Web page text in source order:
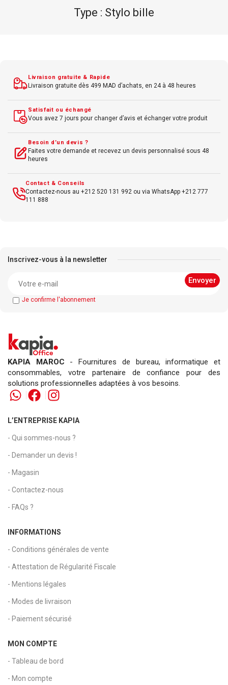
Résolution de la caméra 4K
Microphone Technologie de
sonore
Haut-parleur Haut-parleur
suppression de bruit et
Connectivité USB-C avec prise
des systèmes Windows.
Android
Livraison gratuite & Rapide
Livraison gratuite dès 499 MAD d’achats, en 24 à 48 heures
Satisfait ou échangé
Vous avez 7 jours pour changer d’avis et échanger votre produit
Besoin d’un devis ?
Faites votre demande et recevez un devis personnalisé sous 48
heures
Contact & Conseils
Contactez-nous au +212 520 131 992 ou via WhatsApp +212 777
111 888
Inscrivez-vous à la newsletter
Je confirme l'abonnement
KAPIA MAROC - Fournitures de bureau, informatique et
consommables, votre partenaire de confiance pour des
solutions professionnelles adaptées à vos besoins.
L’ENTREPRISE KAPIA
- Qui sommes-nous ?
- Demander un devis !
- Magasin
- Contactez-nous
- FAQs ?
INFORMATIONS
- Conditions générales de vente
- Attestation de Régularité Fiscale
- Mentions légales
- Modes de livraison
- Paiement sécurisé
MON COMPTE
- Tableau de bord
- Mon compte